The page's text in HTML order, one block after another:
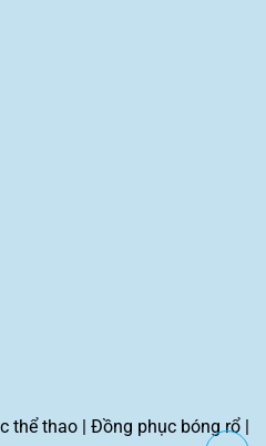
thể thao| Đồng phục bóng rổ|